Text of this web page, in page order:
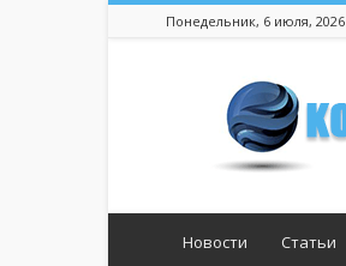
Понедельник, 6 июля, 2026
Новости Статьи